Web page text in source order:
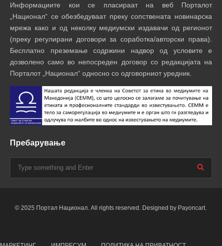
Информациите кои се пласираат на веб Порталот
„Национал“ се обезбедуваат преку сопствената новинарска
мрежа како и од неколку медиумски издавачи од регионот
(преку регулирани договори за соработка/авторски права).
Бесплатно преземање содржини надвор од условите е
дозволено само во непосреден договор со редакцијата на
Порталот „Национал“ односно со одговорниот уредник.
Пребарување
© 2025 Портал Национал. All rights reserved. Designed by Payoncart.